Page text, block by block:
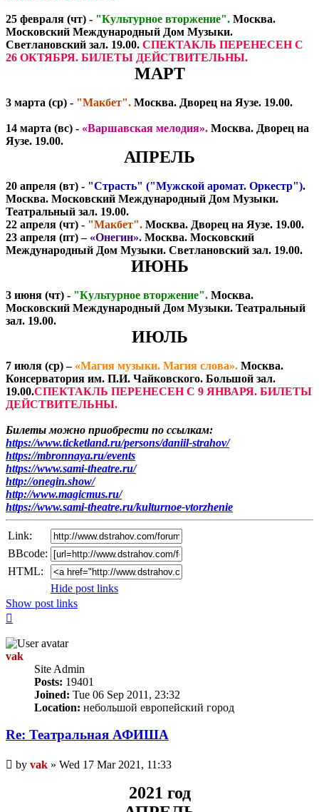
25 февраля (чт) - "Культурное вторжение". Москва.
Московский Международный Дом Музыки.
Светлановский зал. 19.00. СПЕКТАКЛЬ ПЕРЕНЕСЕН С
26 ОКТЯБРЯ. БИЛЕТЫ ДЕЙСТВИТЕЛЬНЫ.
МАРТ
3 марта (ср) - "Макбет". Москва. Дворец на Яузе. 19.00.
14 марта (вс) - «Варшавская мелодия». Москва. Дворец на
Яузе. 19.00.
АПРЕЛЬ
20 апреля (вт) - "Страсть" ("Мужской аромат. Оркестр").
Москва. Московский Международный Дом Музыки.
Театральный зал. 19.00.
22 апреля (чт) - "Макбет". Москва. Дворец на Яузе. 19.00.
23 апреля (пт) – «Онегин». Москва. Московский
Международный Дом Музыки. Светлановский зал. 19.00.
ИЮНЬ
3 июня (чт) - "Культурное вторжение". Москва.
Московский Международный Дом Музыки. Театральный
зал. 19.00.
ИЮЛЬ
7 июля (ср) – «Магия музыки. Магия слова». Москва.
Консерватория им. П.И. Чайковского. Большой зал.
19.00.СПЕКТАКЛЬ ПЕРЕНЕСЕН С 9 ЯНВАРЯ. БИЛЕТЫ
ДЕЙСТВИТЕЛЬНЫ.
Билеты можно приобрести по ссылкам:
https://www.ticketland.ru/persons/daniil-strahov/
https://mbronnaya.ru/events
https://www.sami-theatre.ru/
http://onegin.show/
http://www.magicmus.ru/
https://www.sami-theatre.ru/kulturnoe-vtorzhenie
Link:
BBcode:
HTML:
Hide post links
Show post links
vak
Site Admin
Posts: 19401
Joined: Tue 06 Sep 2011, 23:32
Location: небольшой европейский город
Re: Театральная АФИША
Unread
post
by vak » Wed 17 Mar 2021, 11:33
2021 год